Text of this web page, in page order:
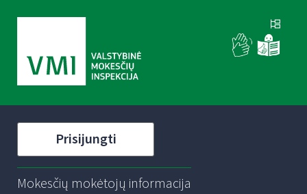
Prisijungti
Mokesčių mokėtojų informacija